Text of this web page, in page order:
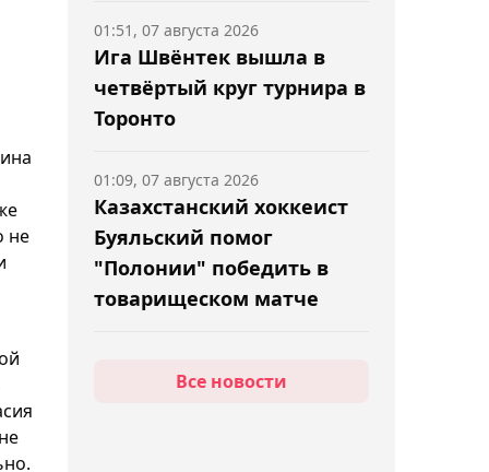
не
Ига Швёнтек вышла в
четвёртый круг турнира в
Торонто
01:51, 07 августа 2026
Казахстанский хоккеист
Буяльский помог
"Полонии" победить в
товарищеском матче
01:09, 07 августа 2026
Анкалаев объяснил,
Все новости